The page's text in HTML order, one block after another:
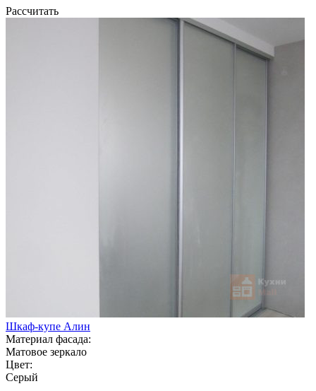
Рассчитать
Шкаф-купе Алин
Материал фасада:
Матовое зеркало
Цвет:
Серый